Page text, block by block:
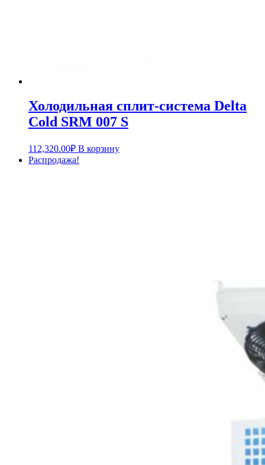
Холодильная сплит-система Delta
Cold SRM 007 S
112,320.00₽ В корзину
Распродажа!